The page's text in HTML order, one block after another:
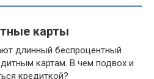
карты
длинный беспроцентный
картам. В чем подвох и
кредиткой?